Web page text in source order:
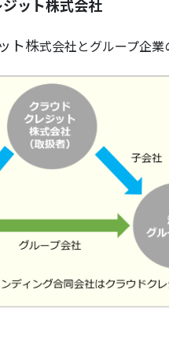
ット株式会社
ト株式会社とグループ企業